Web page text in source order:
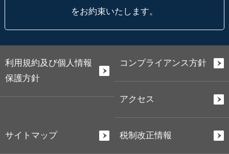
をお約束いたします。
利用規約及び個人情報
保護方針
コンプライアンス方針
アクセス
サイトマップ 税制改正情報